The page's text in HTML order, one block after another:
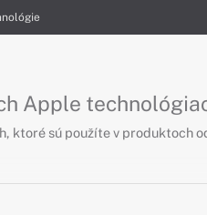
Apple
ktoré sú použíte v produktoch